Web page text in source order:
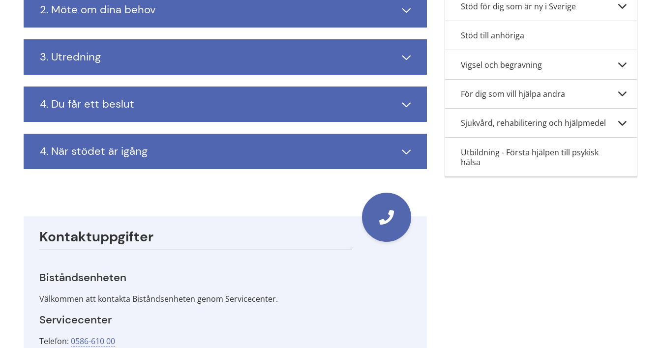
2. Möte om dina behov
3. Utredning
4. Du får ett beslut
4. När stödet är igång
Kontaktuppgifter
Biståndsenheten
Välkommen att kontakta Biståndsenheten genom Servicecenter.
Servicecenter
Telefon: 0586-610 00
Stöd för dig som är ny i Sverige
Stöd till anhöriga
Vigsel och begravning
För dig som vill hjälpa andra
Sjukvård, rehabilitering och hjälpmedel
Utbildning - Första hjälpen till psykisk
hälsa